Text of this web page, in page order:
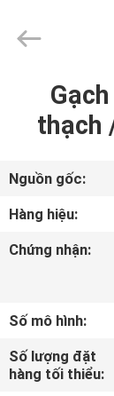
NHÀ
PHẨM
VIDEO
CHÚNG
TÔI
CERAMICS
thạch
Nguồn gốc:
Hàng hiệu:
Chứng nhận:
Số mô hình:
Số lượng đặt
hàng tối thiểu: